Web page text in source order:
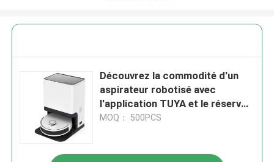
Découvrez la commodité d'un
aspirateur robotisé avec
l'application TUYA et le réservoir
d'eau de 250L
MOQ： 500PCS